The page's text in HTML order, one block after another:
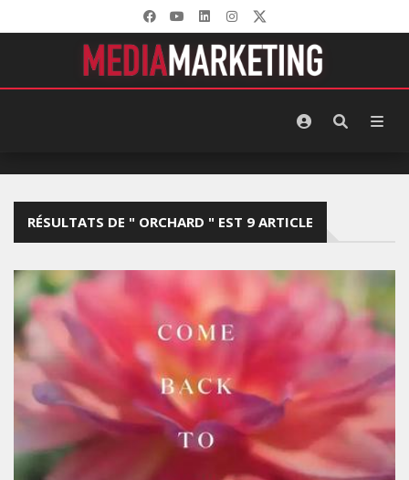
RÉSULTATS DE " ORCHARD " EST 9 ARTICLE